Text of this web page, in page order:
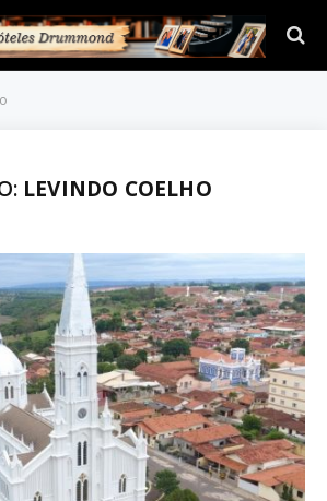
LEVINDO COELHO